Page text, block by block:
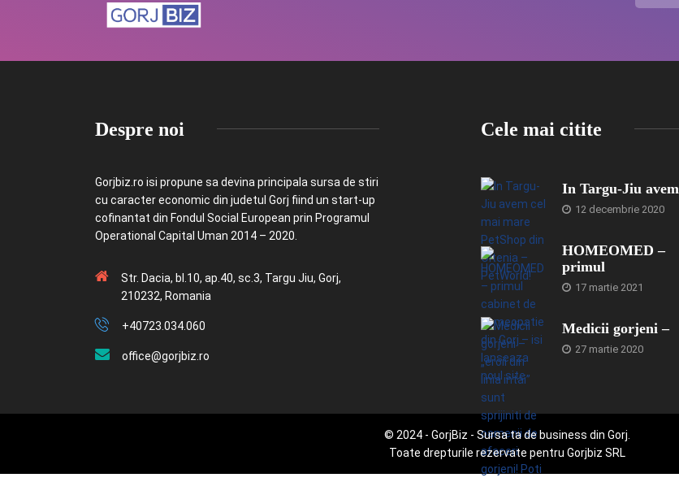
Despre noi
Gorjbiz.ro isi propune sa devina principala sursa de stiri
cu caracter economic din judetul Gorj fiind un start-up
cofinantat din Fondul Social European prin Programul
Operational Capital Uman 2014 – 2020.
Str. Dacia, bl.10, ap.40, sc.3, Targu Jiu, Gorj,
210232, Romania
+40723.034.060
office@gorjbiz.ro
Cele mai citite
In Targu-Jiu avem
12 decembrie 2020
HOMEOMED –
primul
17 martie 2021
Medicii gorjeni –
27 martie 2020
© 2024 - GorjBiz - Sursa ta de business din Gorj.
Toate drepturile rezervate pentru Gorjbiz SRL